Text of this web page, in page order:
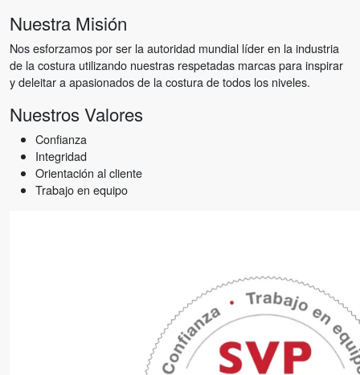
Nuestra Misión
Nos esforzamos por ser la autoridad mundial líder en la industria
de la costura utilizando nuestras respetadas marcas para inspirar
y deleitar a apasionados de la costura de todos los niveles.
Nuestros Valores
Confianza
Integridad
Orientación al cliente
Trabajo en equipo